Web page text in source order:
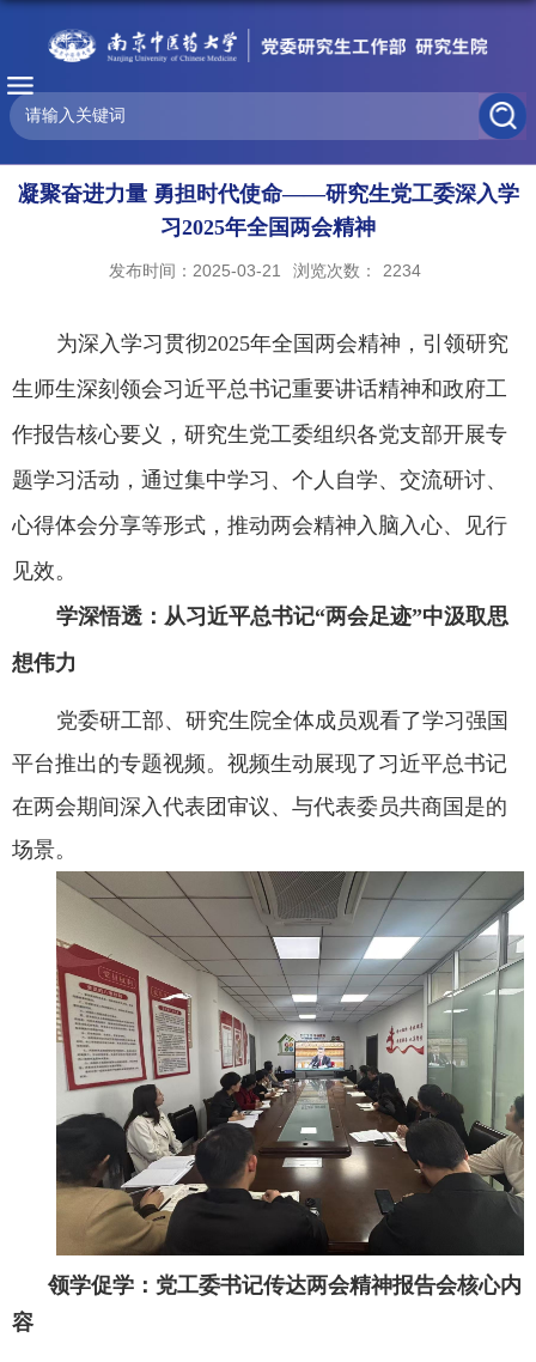
‌凝聚奋进力量 勇担时代使命——研究生党工委深入学
习2025年全国两会精神
发布时间：2025-03-21 浏览次数： 2234
为深入学习贯彻2025年全国两会精神，引领研究
生师生深刻领会习近平总书记重要讲话精神和政府工
作报告核心要义，研究生党工委组织各党支部开展专
题学习活动，通过集中学习、个人自学、交流研讨、
心得体会分享等形式，推动两会精神入脑入心、见行
见效。
‌学深悟透：从习近平总书记“两会足迹”中汲取思
想伟力‌
党委研工部、研究生院全体成员观看了学习强国
平台推出的专题视频。视频生动展现了习近平总书记
在两会期间深入代表团审议、与代表委员共商国是的
场景。
‌ 领学促学：党工委书记传达两会精神报告会核心内
容